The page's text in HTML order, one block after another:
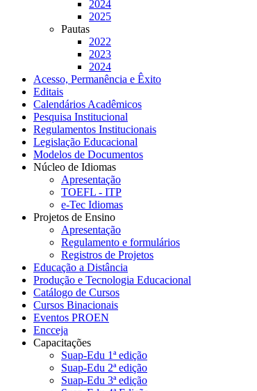
2024
2025
Pautas
2022
2023
2024
Acesso, Permanência e Êxito
Editais
Calendários Acadêmicos
Pesquisa Institucional
Regulamentos Institucionais
Legislação Educacional
Modelos de Documentos
Núcleo de Idiomas
Apresentação
TOEFL - ITP
e-Tec Idiomas
Projetos de Ensino
Apresentação
Regulamento e formulários
Registros de Projetos
Educação a Distância
Produção e Tecnologia Educacional
Catálogo de Cursos
Cursos Binacionais
Eventos PROEN
Encceja
Capacitações
Suap-Edu 1ª edição
Suap-Edu 2ª edição
Suap-Edu 3ª edição